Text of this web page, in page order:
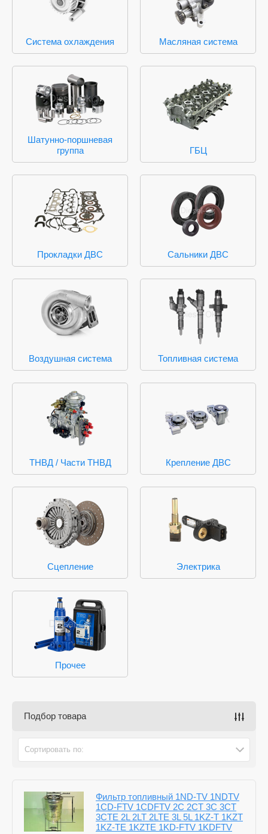
Система охлаждения Масляная система
Шатунно-поршневая
группа
ГБЦ
Прокладки ДВС Сальники ДВС
Воздушная система Топливная система
ТНВД / Части ТНВД Крепление ДВС
Сцепление Электрика
Прочее
Подбор товара
Сортировать по:
Фильтр топливный 1ND-TV 1NDTV
1CD-FTV 1CDFTV 2C 2CT 3C 3CT
3CTE 2L 2LT 2LTE 3L 5L 1KZ-T 1KZT
1KZ-TE 1KZTE 1KD-FTV 1KDFTV